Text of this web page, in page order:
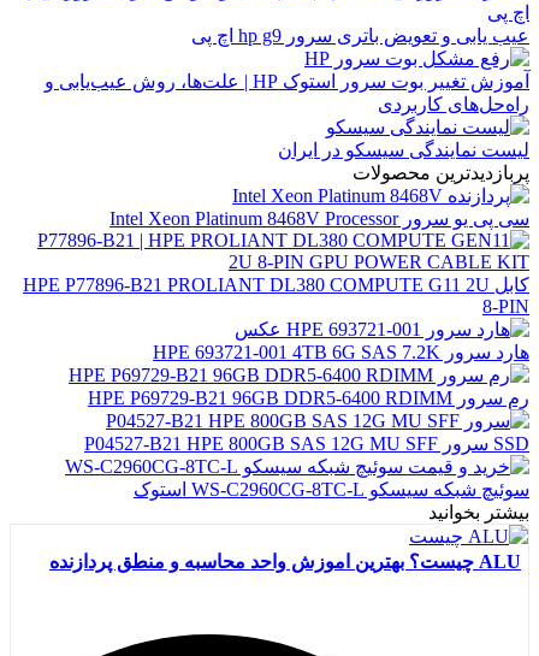
عیب یابی و تعویض باتری سرور hp g9 اچ پی
آموزش تغییر بوت سرور استوک HP | علت‌ها، روش عیب‌یابی و
راه‌حل‌های کاربردی
لیست نمایندگی سیسکو در ایران
پربازدیدترین محصولات
سی پی یو سرور Intel Xeon Platinum 8468V Processor
کابل HPE P77896-B21 PROLIANT DL380 COMPUTE G11 2U
8-PIN
هارد سرور HPE 693721-001 4TB 6G SAS 7.2K
رم سرور HPE P69729-B21 96GB DDR5-6400 RDIMM
SSD سرور P04527-B21 HPE 800GB SAS 12G MU SFF
سوئیچ شبکه سیسکو WS-C2960CG-8TC-L استوک
بیشتر بخوانید
ALU چیست؟ بهترین اموزش واحد محاسبه و منطق پردازنده